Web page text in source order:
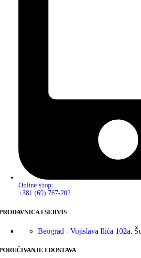
Online shop:
+381 (69) 767-202
I SERVIS
Beograd - Vojislava Ilića 102a,
I DOSTAVA